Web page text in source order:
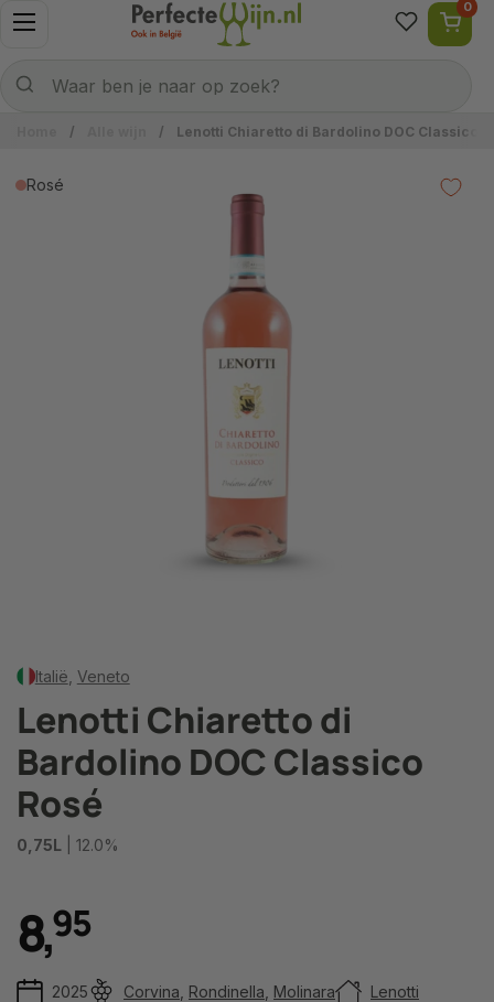
Ga naar content
Menu openen
Waar ben je naar op zoek?
0
/ / Lenotti Chiaretto di Bardolino DOC Classico
Rosé
Italië Veneto
Lenotti Chiaretto di
Bardolino DOC Classico
Rosé
0,75L | 12.0%
8,95
2025 Corvina Rondinella Molinara Lenotti